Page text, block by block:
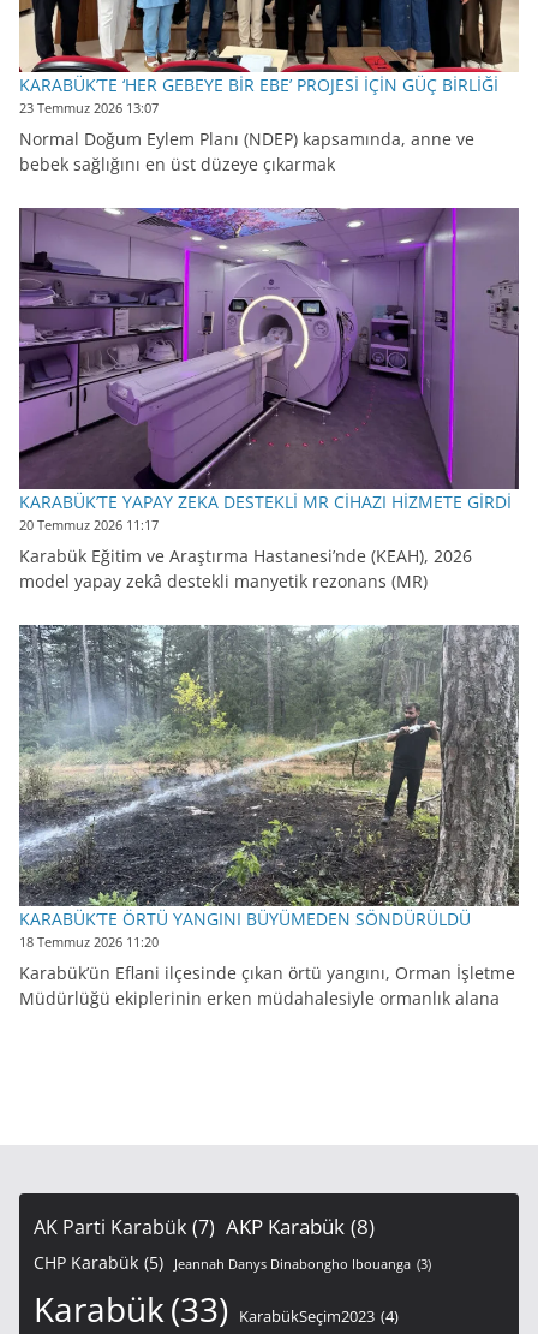
KARABÜK’TE ‘HER GEBEYE BİR EBE’ PROJESİ İÇİN GÜÇ BİRLİĞİ
23 Temmuz 2026 13:07
Normal Doğum Eylem Planı (NDEP) kapsamında, anne ve
bebek sağlığını en üst düzeye çıkarmak
KARABÜK’TE YAPAY ZEKA DESTEKLİ MR CİHAZI HİZMETE GİRDİ
20 Temmuz 2026 11:17
Karabük Eğitim ve Araştırma Hastanesi’nde (KEAH), 2026
model yapay zekâ destekli manyetik rezonans (MR)
KARABÜK’TE ÖRTÜ YANGINI BÜYÜMEDEN SÖNDÜRÜLDÜ
18 Temmuz 2026 11:20
Karabük’ün Eflani ilçesinde çıkan örtü yangını, Orman İşletme
Müdürlüğü ekiplerinin erken müdahalesiyle ormanlık alana
AK Parti Karabük (7) AKP Karabük (8)
CHP Karabük (5) Jeannah Danys Dinabongho Ibouanga (3)
Karabük(33) KarabükSeçim2023 (4)